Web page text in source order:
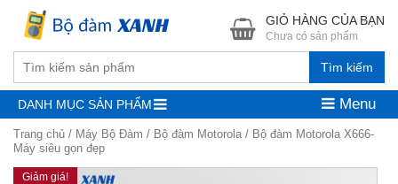
Tìm kiếm
GIỎ HÀNG CỦA BẠN
Chưa có sản phẩm
DANH MỤC SẢN PHẨM Menu
Trang chủ / Máy Bộ Đàm / Bộ đàm Motorola / Bộ đàm Motorola X666-
Máy siêu gọn đẹp
Giảm giá!